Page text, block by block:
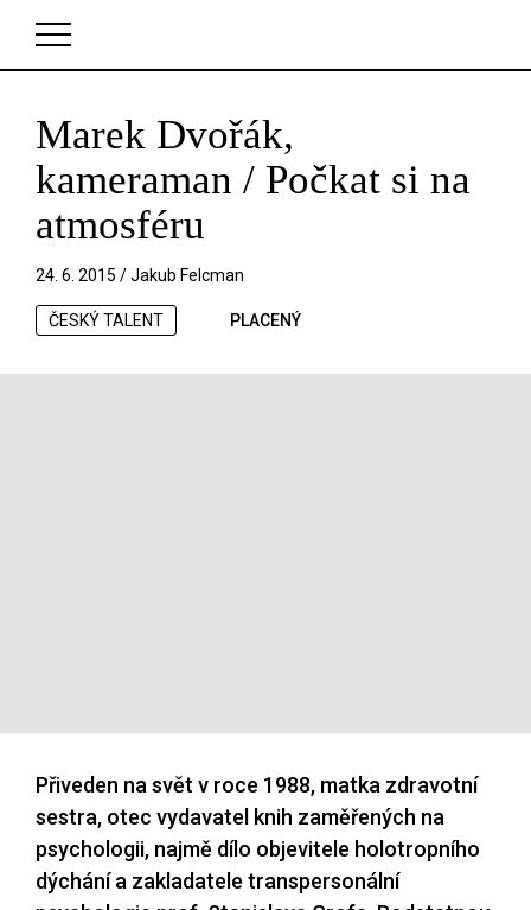
V košíku zatím nemáte žádné položky.
Marek Dvořák,
kameraman / Počkat si na
atmosféru
24. 6. 2015 /Jakub Felcman
ČESKÝ TALENT PLACENÝ
Přiveden na svět v roce 1988, matka zdravotní
sestra, otec vydavatel knih zaměřených na
psychologii, najmě dílo objevitele holotropního
dýchání a zakladatele transpersonální